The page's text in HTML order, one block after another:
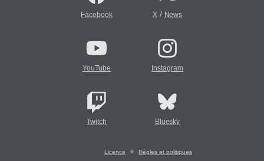
Facebook X/ News
YouTube Instagram
Twitch Bluesky
Licence Règles et politiques